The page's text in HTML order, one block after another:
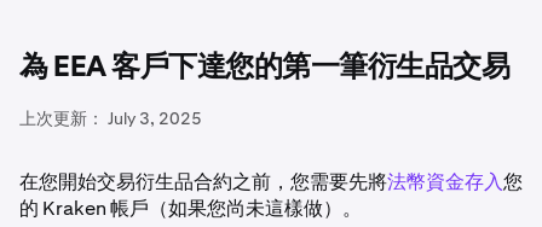
為 EEA 客戶下達您的第一筆衍生品交易
上次更新： July 3, 2025
在您開始交易衍生品合約之前，您需要先將法幣資金存入您
的 Kraken 帳戶（如果您尚未這樣做）。